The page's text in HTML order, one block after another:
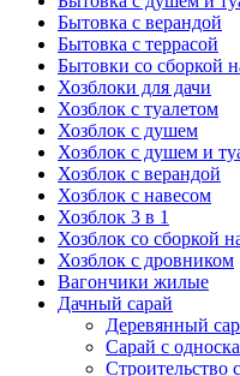
Бытовка с верандой
Бытовка с террасой
Бытовки со сборкой
Хозблоки для дачи
Хозблок с туалетом
Хозблок с душем
Хозблок с душем и
Хозблок с верандой
Хозблок с навесом
Хозблок 3 в 1
Хозблок со сборкой
Хозблок с дровником
Вагончики жилые
Дачный сарай
Деревянный
Cарай с
Строительство